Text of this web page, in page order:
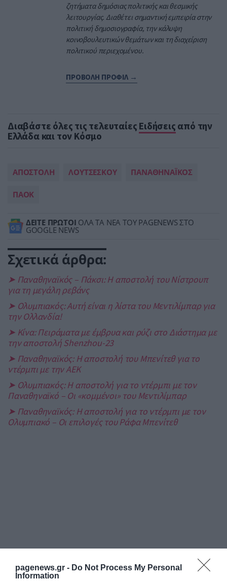
pagenews.gr - Do Not Process My Personal
Information
ζητήματα δημόσιας πολιτικής και θεσμικής
λειτουργίας. Διαθέτει σημαντική εμπειρία στην
πολιτική δημοσιογραφία, την κάλυψη
κοινοβουλευτικών θεμάτων και τη διαχείριση
πολιτικού περιεχομένου.
ΠΡΟΒΟΛΗ ΠΡΟΦΙΛ →
Διαβάστε όλες τις τελευταίες Ειδήσεις από την
Ελλάδα και τον Κόσμο
ΑΠΟΣΤΟΛΗ ΛΟΥΤΣΕΣΚΟΥ ΠΑΝΑΘΗΝΑΪΚΟΣ
ΠΑΟΚ
ΔΕΙΤΕ ΠΡΩΤΟΙ ΟΛΑ ΤΑ ΝΕΑ ΤΟΥ PAGENEWS ΣΤΟ
GOOGLE NEWS
Σχετικά άρθρα:
➤ Παναθηναϊκός – Πάκσι: Η αποστολή του Νίστρουπ
για τη μεγάλη ρεβάνς
➤ Ολυμπιακός: Αυτή είναι η λίστα του Μεντιλίμπαρ για
την Ολλανδία!
➤ Κίνα: Πειράματα με έμβρυα και ρύζι στο Διάστημα με
την αποστολή Shenzhou-23
➤ Παναθηναϊκός: Η αποστολή του Μπενίτεθ για το
ντέρμπι με την ΑΕΚ
➤ Ολυμπιακός: Η αποστολή για το ντέρμπι με τον
Παναθηναϊκό – Οι «κομμένοι» του Μεντιλίμπαρ
➤ Παναθηναϊκός: Η αποστολή για το ντέρμπι με τον
Ολυμπιακό – Οι επιλογές του Ράφα Μπενίτεθ